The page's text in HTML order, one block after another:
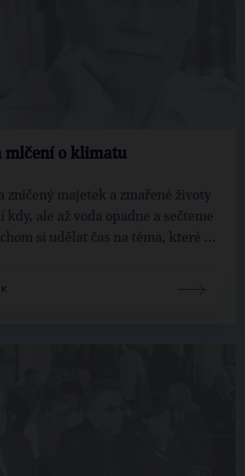
mlčení o klimatu
zničený majetek a zmařené životy
kdy, ale až voda opadne a sečteme
si udělat čas na téma, které ...